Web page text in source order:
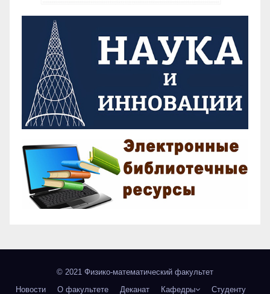
© 2021 Физико-математический факультет
Новости
О факультете Деканат Кафедры Студенту